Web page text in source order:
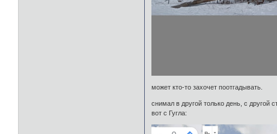
может кто-то захочет поотгадывать.
снимал в другой только день, с другой
вот с Гугла: